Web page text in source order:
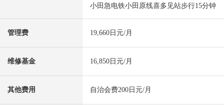
小田急电铁小田原线喜多见站步行15分钟
管理费 19,660日元/月
维修基金 16,850日元/月
其他费用 自治会费200日元/月